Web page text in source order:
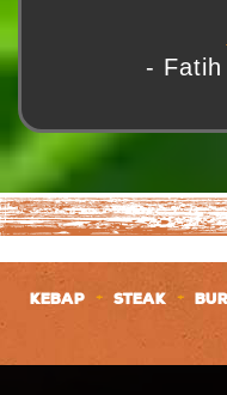
- Fatih
KEBAP + STEAK +